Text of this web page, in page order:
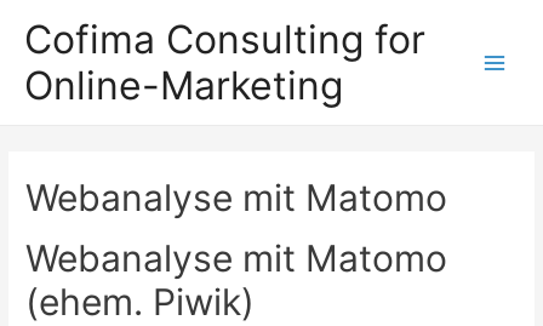
Inhalt
springen
Cofima Consulting for
Online-Marketing
Webanalyse mit Matomo
Webanalyse mit Matomo
(ehem. Piwik)